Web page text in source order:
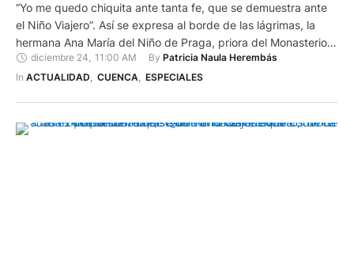
“Yo me quedo chiquita ante tanta fe, que se demuestra ante
el Niño Viajero”. Así se expresa al borde de las lágrimas, la
hermana Ana María del Niño de Praga, priora del Monasterio
del Carmen de la Asunción, orden de Carmelitas que cuida del
Niño desde 1987. En testamento, ellas recibieron la custodia
diciembre 24 11:00 AM By Patricia Naula Herembás
In ACTUALIDAD, CUENCA, ESPECIALES